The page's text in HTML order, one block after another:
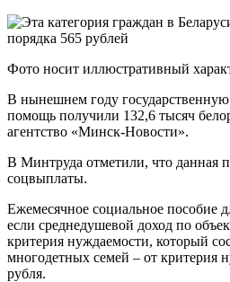
Фото носит иллюстративный
В нынешнем году
помощь получили 132,6 тысяч
агентство «Минск-Новости».
В Минтруда отметили, что данная
соцвыплаты.
Ежемесячное социальное пособие
если среднедушевой доход по
критерия нуждаемости, который
многодетных семей – от критерия
рубля.